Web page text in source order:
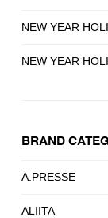
NEW YEAR
NEW YEAR
BRAND
A.PRESSE
ALIITA